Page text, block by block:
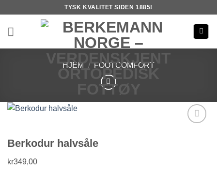
content
TYSK KVALITET SIDEN 1885!
HJEM / FOOTCOMFORT
Berkodur halvsåle
kr349,00